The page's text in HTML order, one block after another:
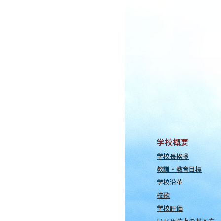
学校概要
学校長挨拶
教訓・教育目標
学校沿革
校歌
学校評価